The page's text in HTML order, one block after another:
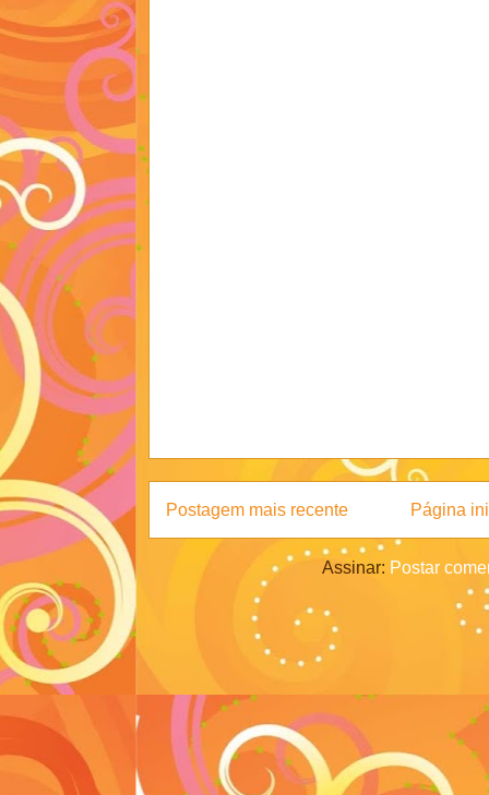
Postagem mais recente Página
Assinar: Postar